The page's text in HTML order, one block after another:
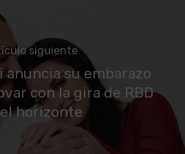
siguiente
anuncia su embarazo
con la gira de RBD
horizonte